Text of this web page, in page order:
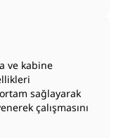
ve kabine
sağlayarak
çalışmasını